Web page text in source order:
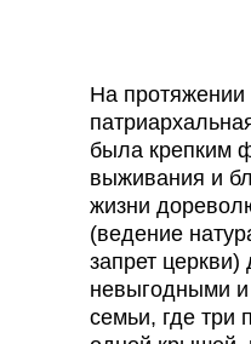
На протяжении
была крепким
выживания и
жизни
(ведение
запрет
невыгодными
семьи, где три